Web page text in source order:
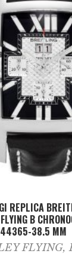
ADD TO CART
REPLICA
B
38.5 MM
FLYING,